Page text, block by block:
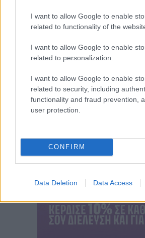
I want to allow Google to enable
related to functionality of the
I want to allow Google to enable
related to personalization.
I want to allow Google to enable
related to security, including
functionality and fraud prevention,
user protection.
CONFIRM
Data Deletion Data Access